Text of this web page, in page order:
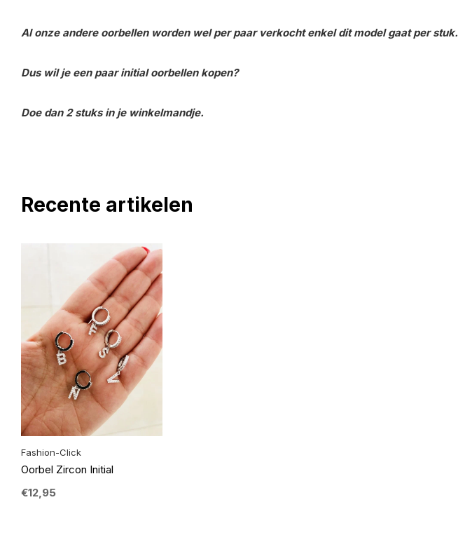
Al onze andere oorbellen worden wel per paar verkocht enkel dit model gaat per stuk.
Dus wil je een paar initial oorbellen kopen?
Doe dan 2 stuks in je winkelmandje.
Recente artikelen
Fashion-Click
Oorbel Zircon Initial
€12,95